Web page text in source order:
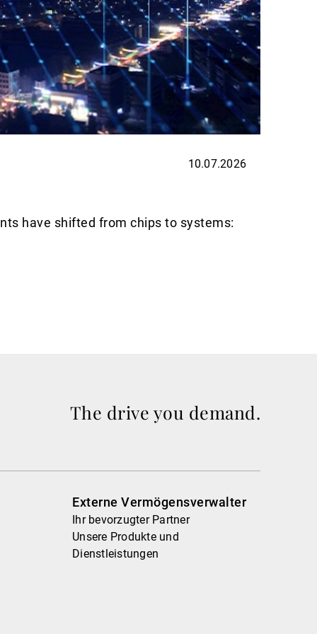
10.07.2026
have shifted from chips to systems:
The drive you demand.
Externe Vermögensverwalter
Ihr bevorzugter Partner
Unsere Produkte und
Dienstleistungen